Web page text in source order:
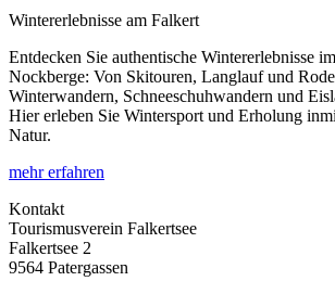
Wintererlebnisse am Falkert
Entdecken Sie authentische Wintererlebnisse
Nockberge: Von Skitouren, Langlauf und
Winterwandern, Schneeschuhwandern und
Hier erleben Sie Wintersport und Erholung
Natur.
mehr erfahren
Kontakt
Tourismusverein Falkertsee
Falkertsee 2
9564 Patergassen